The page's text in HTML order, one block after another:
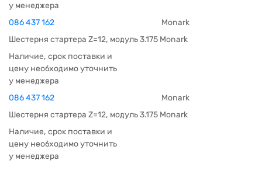
у менеджера
086 437 162
Monark
Шестерня стартера Z=12, модуль 3.175 Monark
Наличие, срок поставки и
цену необходимо уточнить
у менеджера
086 437 162
Monark
Шестерня стартера Z=12, модуль 3.175 Monark
Наличие, срок поставки и
цену необходимо уточнить
у менеджера